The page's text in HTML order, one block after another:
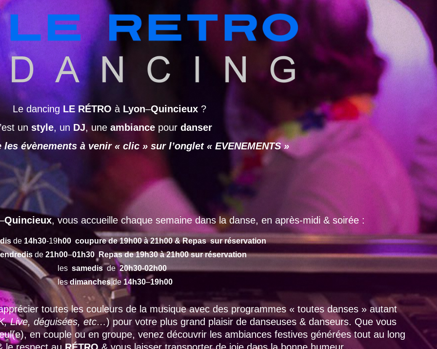
Le dancing LE RÉTRO à Lyon–Quincieux?
un style, un DJ, une ambiance pour danser
évènements à venir « clic » sur l’onglet « EVENEMENTS »
Quincieux, vous accueille chaque semaine dans la danse, en après-midi & soirée :
de 14h30-19h00 coupure de 19h00 à 21h00 & Repas sur réservation
de 21h00–01h30 Repas de 19h30 à 21h00 sur réservation
les samedisde20h30-02h00
lesdimanchesde 14h30–19h00
toutes les couleurs de la musique avec des programmes « toutes danses » autant
Live, déguisées, etc…) pour votre plus grand plaisir de danseuses & danseurs. Que vous
en couple ou en groupe, venez découvrir les ambiances festives générées tout au long